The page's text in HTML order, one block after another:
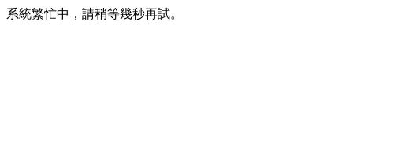
系統繁忙中，請稍等幾秒再試。